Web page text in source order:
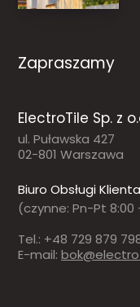
Zapraszamy
ElectroTile Sp. z
ul. Puławska 427
02-801 Warszawa
Biuro Obsługi Klienta
(czynne: Pn-Pt 8:00
Tel.: +48 729 879
E-mail: